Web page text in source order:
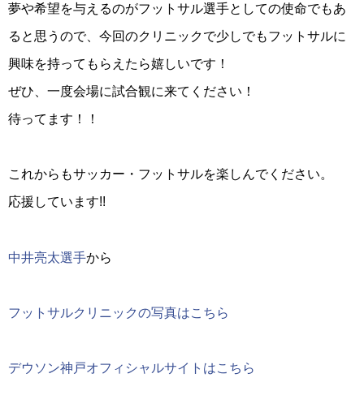
夢や希望を与えるのがフットサル選手としての使命でもあ
ると思うので、今回のクリニックで少しでもフットサルに
興味を持ってもらえたら嬉しいです！
ぜひ、一度会場に試合観に来てください！
待ってます！！
これからもサッカー・フットサルを楽しんでください。
応援しています!!
中井亮太選手から
フットサルクリニックの写真はこちら
デウソン神戸オフィシャルサイトはこちら